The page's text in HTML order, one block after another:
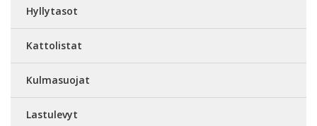
Hyllytasot
Kattolistat
Kulmasuojat
Lastulevyt